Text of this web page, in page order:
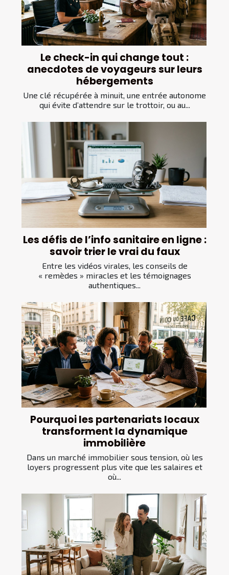
Le check-in qui change tout :
anecdotes de voyageurs sur leurs
hébergements
Une clé récupérée à minuit, une entrée autonome
qui évite d’attendre sur le trottoir, ou au...
Les défis de l’info sanitaire en ligne :
savoir trier le vrai du faux
Entre les vidéos virales, les conseils de
« remèdes » miracles et les témoignages
authentiques...
Pourquoi les partenariats locaux
transforment la dynamique
immobilière
Dans un marché immobilier sous tension, où les
loyers progressent plus vite que les salaires et
où...